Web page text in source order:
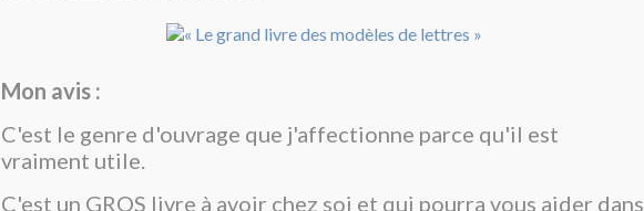
Mon avis :
C'est le genre d'ouvrage que j'affectionne parce qu'il est
vraiment utile.
C'est un GROS livre à avoir chez soi et qui pourra vous aider dans